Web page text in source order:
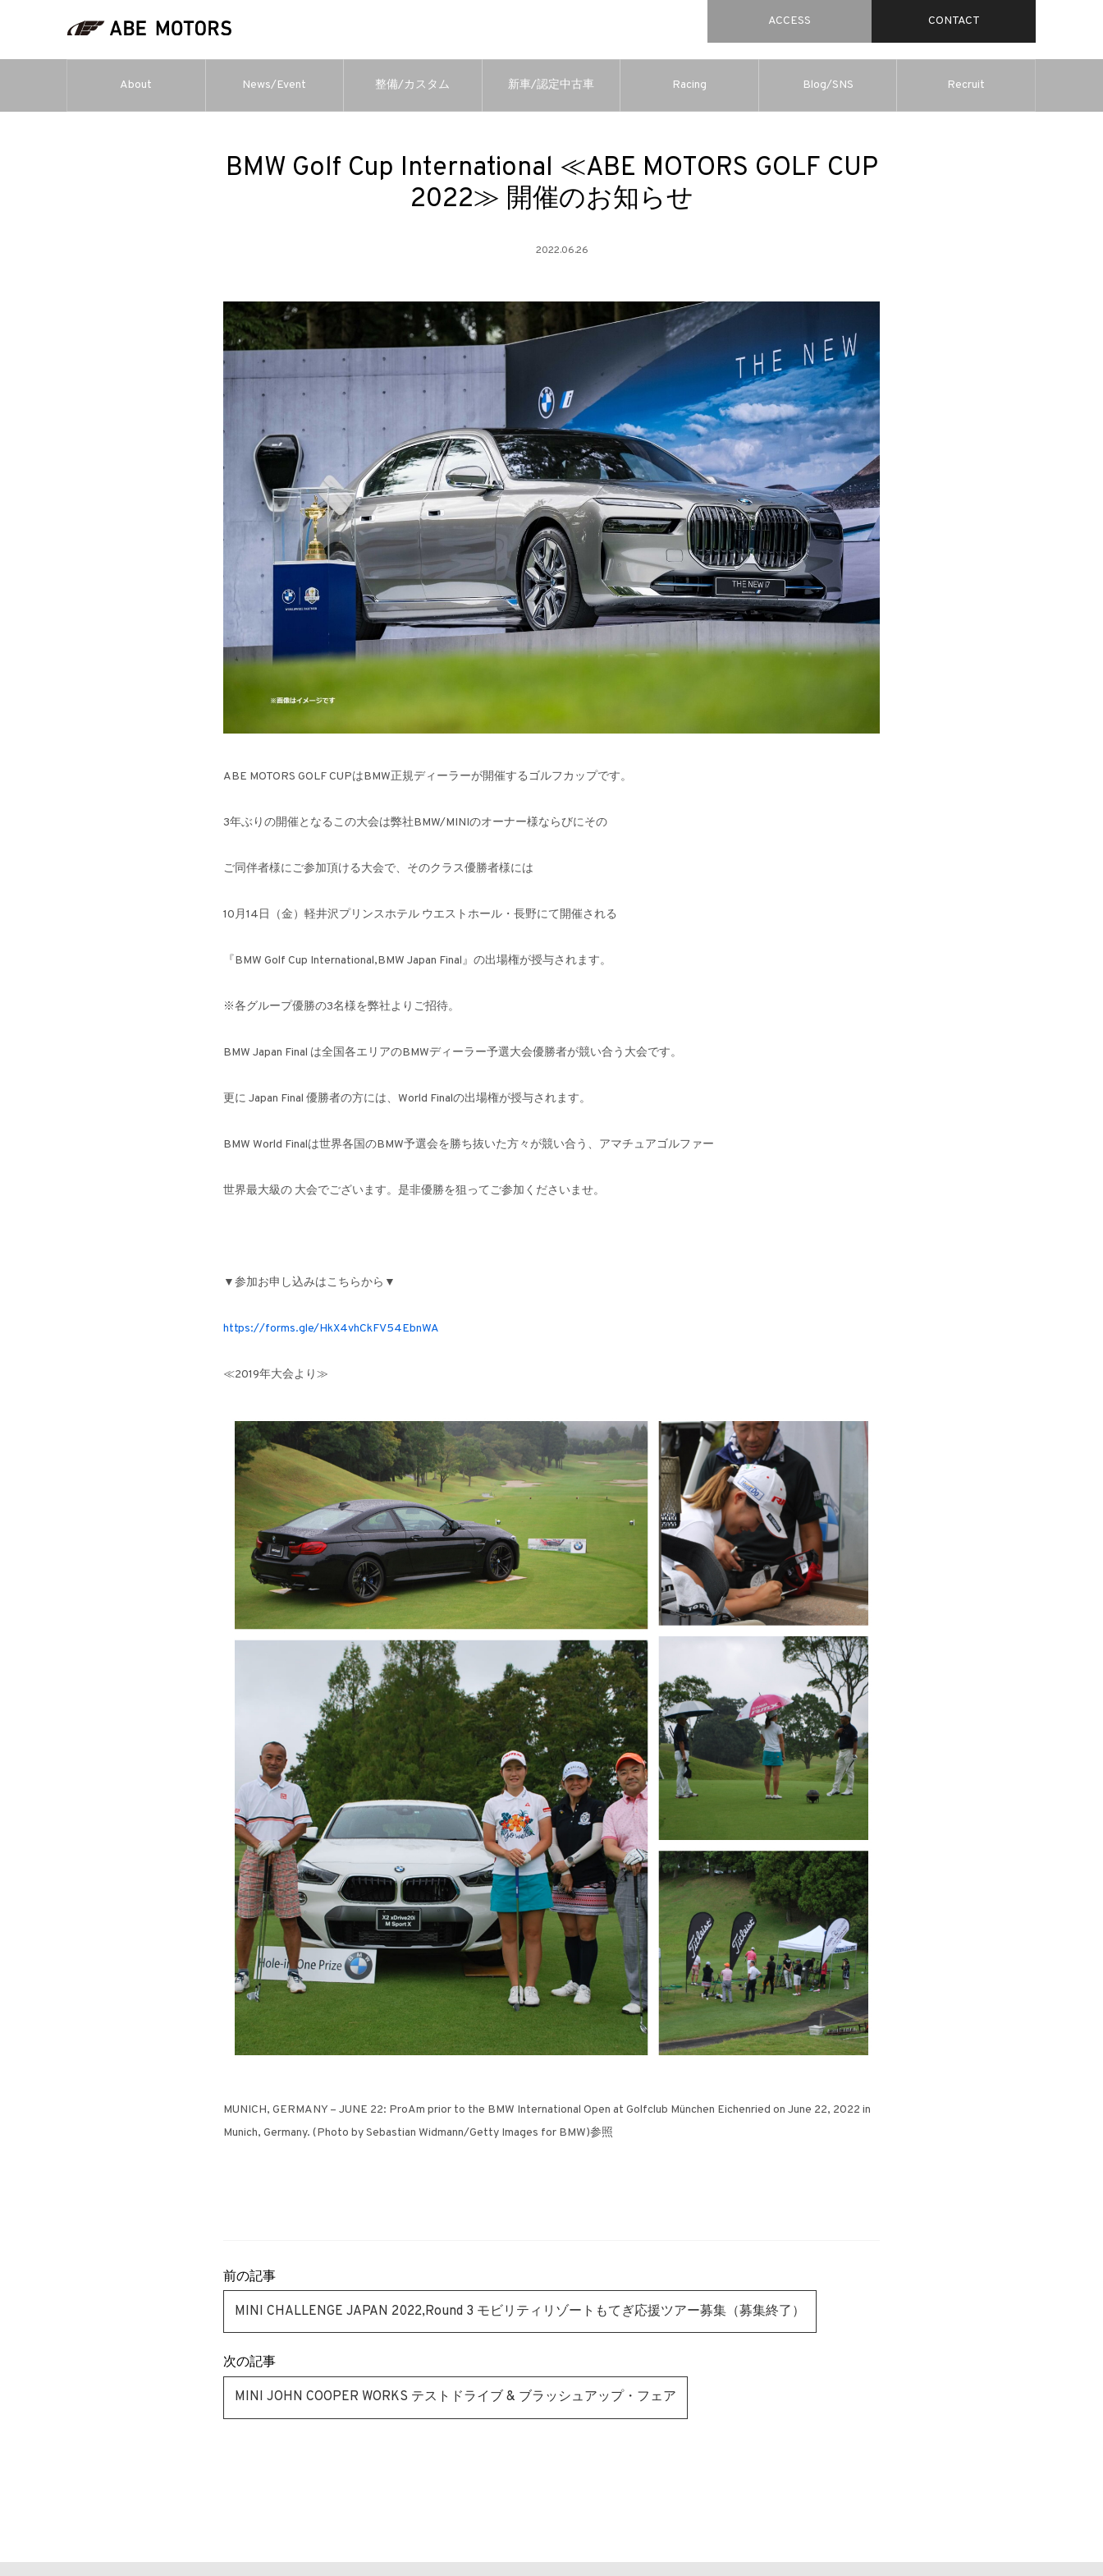
ACCESS CONTACT
About News/Event 整備/カスタム 新車/認定中古車 Racing Blog/SNS Recruit
BMW Golf Cup International ≪ABE MOTORS GOLF CUP
2022≫ 開催のお知らせ
2022.06.26
ABE MOTORS GOLF CUPはBMW正規ディーラーが開催するゴルフカップです。
3年ぶりの開催となるこの大会は弊社BMW/MINIのオーナー様ならびにその
ご同伴者様にご参加頂ける大会で、そのクラス優勝者様には
10月14日（金）軽井沢プリンスホテル ウエストホール・長野にて開催される
『BMW Golf Cup International,BMW Japan Final』の出場権が授与されます。
※各グループ優勝の3名様を弊社よりご招待。
BMW Japan Final は全国各エリアのBMWディーラー予選大会優勝者が競い合う大会です。
更に Japan Final 優勝者の方には、World Finalの出場権が授与されます。
BMW World Finalは世界各国のBMW予選会を勝ち抜いた方々が競い合う、アマチュアゴルファー
世界最大級の 大会でございます。是非優勝を狙ってご参加くださいませ。
▼参加お申し込みはこちらから▼
https://forms.gle/HkX4vhCkFV54EbnWA
≪2019年大会より≫
MUNICH, GERMANY – JUNE 22: ProAm prior to the BMW International Open at Golfclub München Eichenried on June 22, 2022 in
Munich, Germany. (Photo by Sebastian Widmann/Getty Images for BMW)参照
前の記事
MINI CHALLENGE JAPAN 2022,Round 3 モビリティリゾートもてぎ応援ツアー募集（募集終了）
次の記事
MINI JOHN COOPER WORKS テストドライブ & ブラッシュアップ・フェア